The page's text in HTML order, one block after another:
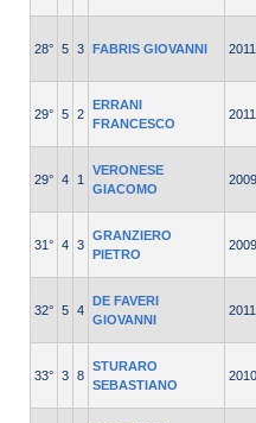
28° 5 3 FABRIS GIOVANNI 2011
29° 5 2
ERRANI
FRANCESCO
2011
29° 4 1
VERONESE
GIACOMO
2009
31° 4 3
GRANZIERO
PIETRO
2009
32° 5 4
DE FAVERI
GIOVANNI
2011
33° 3 8
STURARO
SEBASTIANO
2010